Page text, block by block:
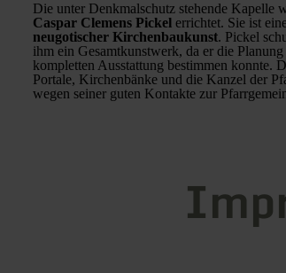
Die unter Denkmalschutz stehende Kapelle
Caspar Clemens Pickel errichtet. Sie ist
neugotischer Kirchenbaukunst. Pickel
ihm ein Gesamtkunstwerk, da er die
kompletten Ausstattung bestimmen konnte.
Portale, Kirchenbänke und die Kanzel der
wegen seiner guten Kontakte zur